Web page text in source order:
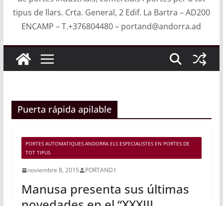
tipus de llars. Crta. General, 2 Edif. La Bartra – AD200
ENCAMP – T.+376804480 – portand@andorra.ad
Puerta rápida apilable
PORTES AUTOMATIQUES ANDORRA ELS ESPECIALISTES EN PORTES DE
TOT TIPUS
noviembre 8, 2015 PORTAND1
Manusa presenta sus últimas